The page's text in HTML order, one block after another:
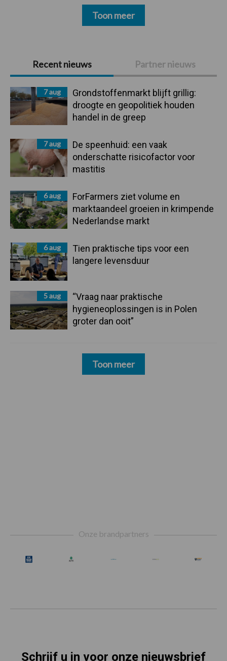
Primaire
Sidebar
Recent nieuws Partner nieuws
7 aug
Grondstoffenmarkt blijft grillig:
droogte en geopolitiek houden
handel in de greep
7 aug
De speenhuid: een vaak
onderschatte risicofactor voor
mastitis
6 aug
ForFarmers ziet volume en
marktaandeel groeien in krimpende
Nederlandse markt
6 aug
Tien praktische tips voor een
langere levensduur
5 aug
“Vraag naar praktische
hygieneoplossingen is in Polen
groter dan ooit”
Toon meer
Toon meer
Onze brandpartners
Schrijf u in voor onze nieuwsbrief